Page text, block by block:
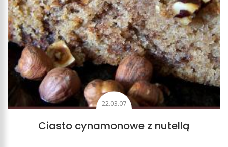
22.03.07
Ciasto cynamonowe z nutellą